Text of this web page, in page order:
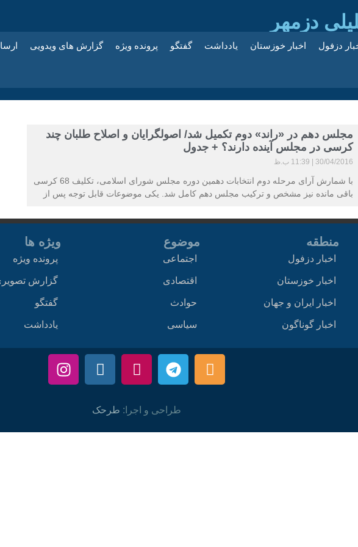
دزمهر
دزفول اخبار خوزستان یادداشت گفتگو پرونده ویژه گزارش های ویدویی
مجلس دهم در «راند» دوم تکمیل شد/ اصولگرایان و اصلاح طلبان چند
کرسی در مجلس آینده دارند؟ + جدول
30/04/2016 11:39 ب.ظ
با شمارش آرای مرحله دوم انتخابات دهمین دوره مجلس شورای اسلامی، تکلیف 68 کرسی
باقی مانده نیز مشخص و ترکیب مجلس دهم کامل شد. یکی موضوعات قابل توجه پس از
منطقه
اخبار دزفول
اخبار خوزستان
اخبار ایران و جهان
اخبار گوناگون
موضوع
اجتماعی
اقتصادی
حوادث
سیاسی
ویژه ها
پرونده ویژه
گزارش
گفتگو
یادداشت
طراحی و اجرا: طرحک